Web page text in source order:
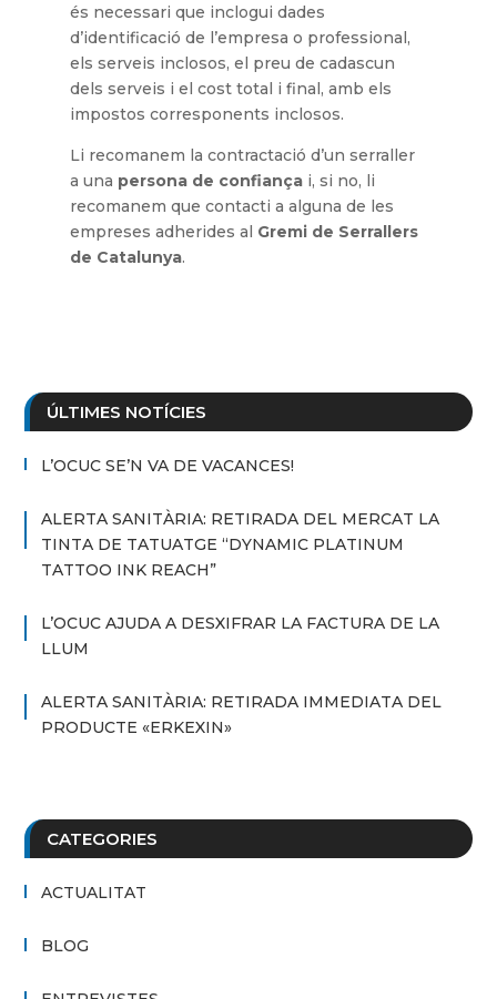
és necessari que inclogui dades
d’identificació de l’empresa o professional,
els serveis inclosos, el preu de cadascun
dels serveis i el cost total i final, amb els
impostos corresponents inclosos.
Li recomanem la contractació d’un serraller
a una persona de confiançai, si no, li
recomanem que contacti a alguna de les
empreses adherides al Gremi de Serrallers
de Catalunya.
ÚLTIMES NOTÍCIES
L’OCUC SE’N VA DE VACANCES!
ALERTA SANITÀRIA: RETIRADA DEL MERCAT LA
TINTA DE TATUATGE “DYNAMIC PLATINUM
TATTOO INK REACH”
L’OCUC AJUDA A DESXIFRAR LA FACTURA DE LA
LLUM
ALERTA SANITÀRIA: RETIRADA IMMEDIATA DEL
PRODUCTE «ERKEXIN»
CATEGORIES
ACTUALITAT
BLOG